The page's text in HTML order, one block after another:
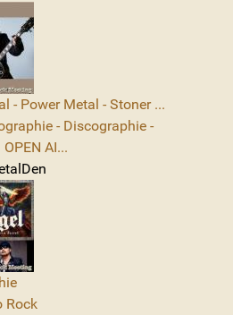
- Power Metal - Stoner ...
- Discographie -
OPEN AI...
Rock